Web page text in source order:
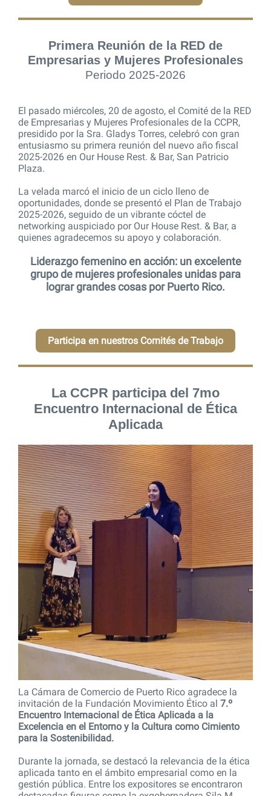
Primera Reunión de la RED de
Empresarias y Mujeres Profesionales
Periodo 2025-2026
El pasado miércoles, 20 de agosto, el Comité de la RED
de Empresarias y Mujeres Profesionales de la CCPR,
presidido por la Sra. Gladys Torres, celebró con gran
entusiasmo su primera reunión del nuevo año fiscal
2025-2026 en Our House Rest. & Bar, San Patricio
Plaza.
La velada marcó el inicio de un ciclo lleno de
oportunidades, donde se presentó el Plan de Trabajo
2025-2026, seguido de un vibrante cóctel de
networking auspiciado por Our House Rest. & Bar, a
quienes agradecemos su apoyo y colaboración.
Liderazgo femenino en acción: un excelente
grupo de mujeres profesionales unidas para
lograr grandes cosas por Puerto Rico.
Participa en nuestros Comités de Trabajo
La CCPR participa del 7mo
Encuentro Internacional de Ética
Aplicada
La Cámara de Comercio de Puerto Rico agradece la
invitación de la Fundación Movimiento Ético al 7.º
Encuentro Internacional de Ética Aplicada a la
Excelencia en el Entorno y la Cultura como Cimiento
para la Sostenibilidad.
Durante la jornada, se destacó la relevancia de la ética
aplicada tanto en el ámbito empresarial como en la
gestión pública. Entre los expositores se encontraron